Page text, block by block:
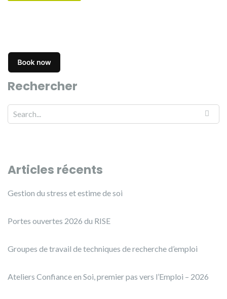
Rechercher
Articles récents
Gestion du stress et estime de soi
Portes ouvertes 2026 du RISE
Groupes de travail de techniques de recherche d’emploi
Ateliers Confiance en Soi, premier pas vers l’Emploi – 2026